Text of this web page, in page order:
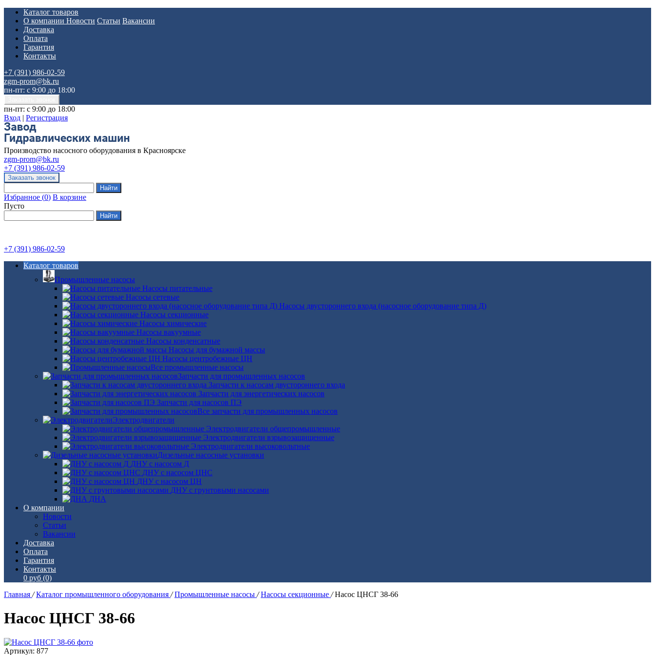
Каталог товаров
О компании Новости Статьи Вакансии
Доставка
Оплата
Гарантия
Контакты
+7 (391) 986-02-59
zgm-prom@bk.ru
пн-пт: с 9:00 до 18:00
пн-пт: с 9:00 до 18:00
Вход | Регистрация
Производство насосного оборудования в Красноярске
zgm-prom@bk.ru
+7 (391) 986-02-59
Избранное (0) В корзине
Пусто
+7 (391) 986-02-59
Каталог товаров
Промышленные насосы
Насосы питательные
Насосы сетевые
Насосы двустороннего входа (насосное оборудование типа Д)
Насосы секционные
Насосы химические
Насосы вакуумные
Насосы конденсатные
Насосы для бумажной массы
Насосы центробежные ЦН
Все промышленные насосы
Запчасти для промышленных насосов
Запчасти к насосам двустороннего входа
Запчасти для энергетических насосов
Запчасти для насосов ПЭ
Все запчасти для промышленных насосов
Электродвигатели
Электродвигатели общепромышленные
Электродвигатели взрывозащищенные
Электродвигатели высоковольтные
Дизельные насосные установки
ДНУ с насосом Д
ДНУ с насосом ЦНС
ДНУ с насосом ЦН
ДНУ с грунтовыми насосами
ДНА
О компании
Новости
Статьи
Вакансии
Доставка
Оплата
Гарантия
Контакты
0 руб (0)
Главная / Каталог промышленного оборудования / Промышленные насосы / Насосы секционные / Насос ЦНСГ 38-66
Насос ЦНСГ 38-66
Артикул: 877